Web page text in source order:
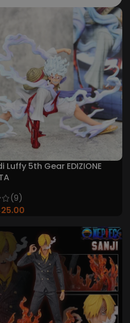
Luffy 5th Gear EDIZIONE
(9)
25.00